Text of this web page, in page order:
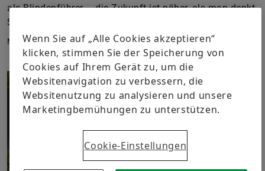
als Blindenführer – die Zukunft ist näher, als man denkt.
Spielen Sie mit uns Quiz.
März 2026
Wenn Sie auf „Alle Cookies akzeptieren“
klicken, stimmen Sie der Speicherung von
Cookies auf Ihrem Gerät zu, um die
Websitenavigation zu verbessern, die
Websitenutzung zu analysieren und unsere
Marketingbemühungen zu unterstützen.
Cookie-Einstellungen